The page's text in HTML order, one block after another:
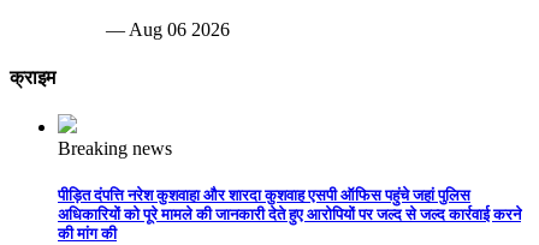
— Aug 06 2026
क्राइम
Breaking news
पीड़ित दंपत्ति नरेश कुशवाहा और शारदा कुशवाह एसपी ऑफिस पहुंचे जहां पुलिस
अधिकारियों को पूरे मामले की जानकारी देते हुए आरोपियों पर जल्द से जल्द कार्रवाई करने
की मांग की